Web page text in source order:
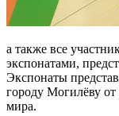
а также все
экспонатами,
Экспонаты
городу Могилёву от
мира.